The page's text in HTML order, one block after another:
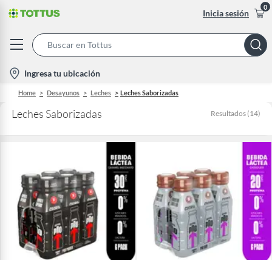
Inicia sesión
0
Bar
location-
icon
Ingresa tu ubicación
Home Desayunos Leches Leches Saborizadas
Leches Saborizadas Resultados (14)